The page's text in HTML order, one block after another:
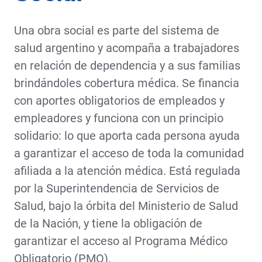
Una obra social es parte del sistema de
salud argentino y acompaña a trabajadores
en relación de dependencia y a sus familias
brindándoles cobertura médica. Se financia
con aportes obligatorios de empleados y
empleadores y funciona con un principio
solidario: lo que aporta cada persona ayuda
a garantizar el acceso de toda la comunidad
afiliada a la atención médica. Está regulada
por la Superintendencia de Servicios de
Salud, bajo la órbita del Ministerio de Salud
de la Nación, y tiene la obligación de
garantizar el acceso al Programa Médico
Obligatorio (PMO).